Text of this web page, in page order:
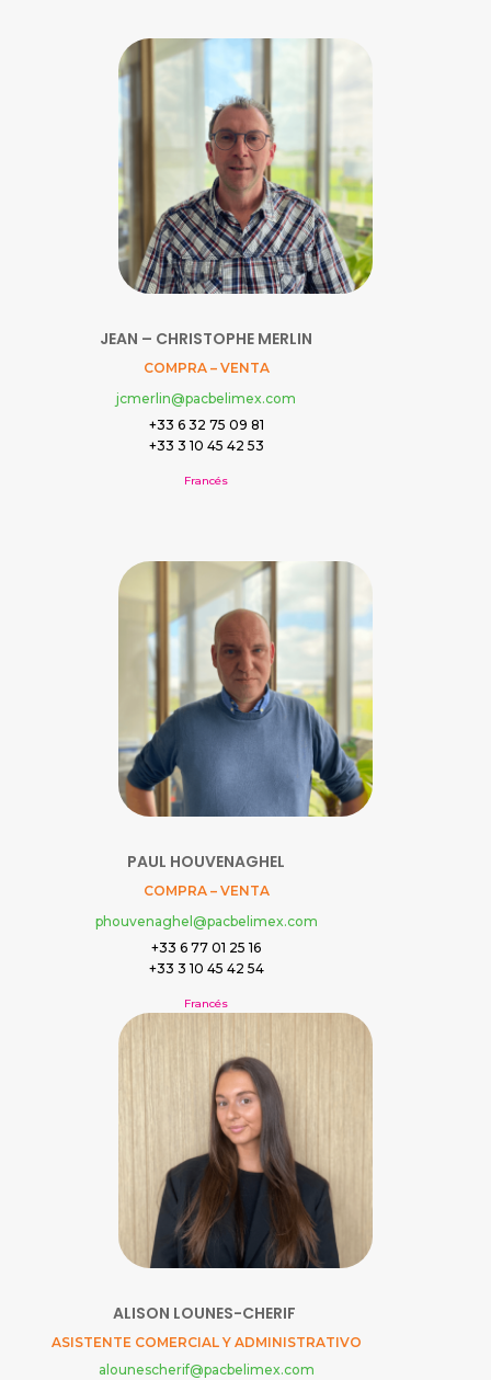
JEAN – CHRISTOPHE MERLIN
COMPRA – VENTA
jcmerlin@pacbelimex.com
+33 6 32 75 09 81
+33 3 10 45 42 53
Francés
PAUL HOUVENAGHEL
COMPRA – VENTA
phouvenaghel@pacbelimex.com
+33 6 77 01 25 16
+33 3 10 45 42 54
Francés
ALISON LOUNES-CHERIF
ASISTENTE COMERCIAL Y ADMINISTRATIVO
alounescherif@pacbelimex.com